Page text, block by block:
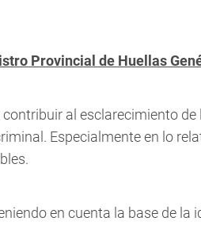
Provincial de Huellas
al esclarecimiento
Especialmente en lo
en cuenta la base de la